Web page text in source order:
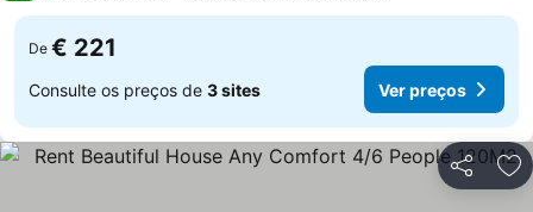
De € 221
Consulte os preços de 3 sites Ver preços
Partilhar